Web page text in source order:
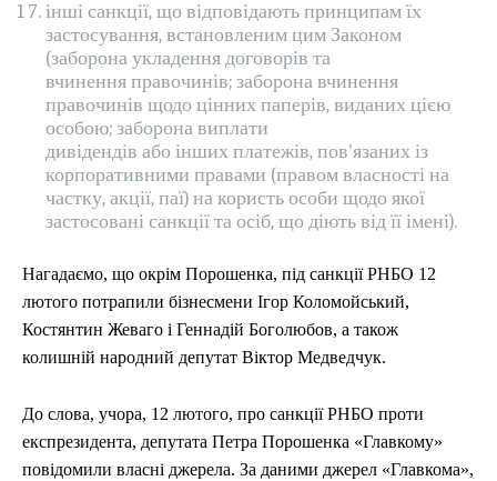
інші санкції, що відповідають принципам їх
застосування, встановленим цим Законом
(заборона укладення договорів та
вчинення правочинів; заборона вчинення
правочинів щодо цінних паперів, виданих цією
особою; заборона виплати
дивідендів або інших платежів, пов'язаних із
корпоративними правами (правом власності на
частку, акції, паї) на користь особи щодо якої
застосовані санкції та осіб, що діють від її імені).
Нагадаємо, що окрім Порошенка, під санкції РНБО 12
лютого потрапили бізнесмени Ігор Коломойський,
Костянтин Жеваго і Геннадій Боголюбов, а також
колишній народний депутат Віктор Медведчук.
До слова, учора, 12 лютого, про санкції РНБО проти
експрезидента, депутата Петра Порошенка «Главкому»
повідомили власні джерела. За даними джерел «Главкома»,